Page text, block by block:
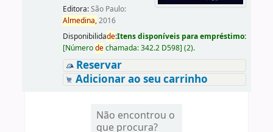
Editora:São Paulo:
Almedina,2016
Disponibilidade:Itens disponíveis para empréstimo:
[Númerodechamada:342.2 D598] (2).
Reservar
Adicionar ao seu carrinho
Não encontrou o
que procura?